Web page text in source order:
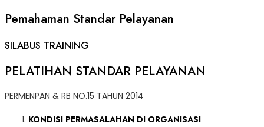
Pemahaman Standar Pelayanan
SILABUS TRAINING
PELATIHAN STANDAR PELAYANAN
PERMENPAN & RB NO.15 TAHUN 2014
KONDISI PERMASALAHAN DI ORGANISASI